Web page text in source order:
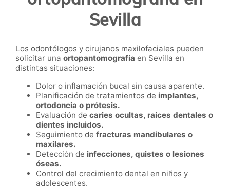
Sevilla
Los odontólogos y cirujanos maxilofaciales pueden
solicitar una ortopantomografía en Sevilla en
distintas situaciones:
Dolor o inflamación bucal sin causa aparente.
Planificación de tratamientos de implantes,
ortodoncia o prótesis.
Evaluación de caries ocultas, raíces dentales o
dientes incluidos.
Seguimiento de fracturas mandibulares o
maxilares.
Detección de infecciones, quistes o lesiones
óseas.
Control del crecimiento dental en niños y
adolescentes.